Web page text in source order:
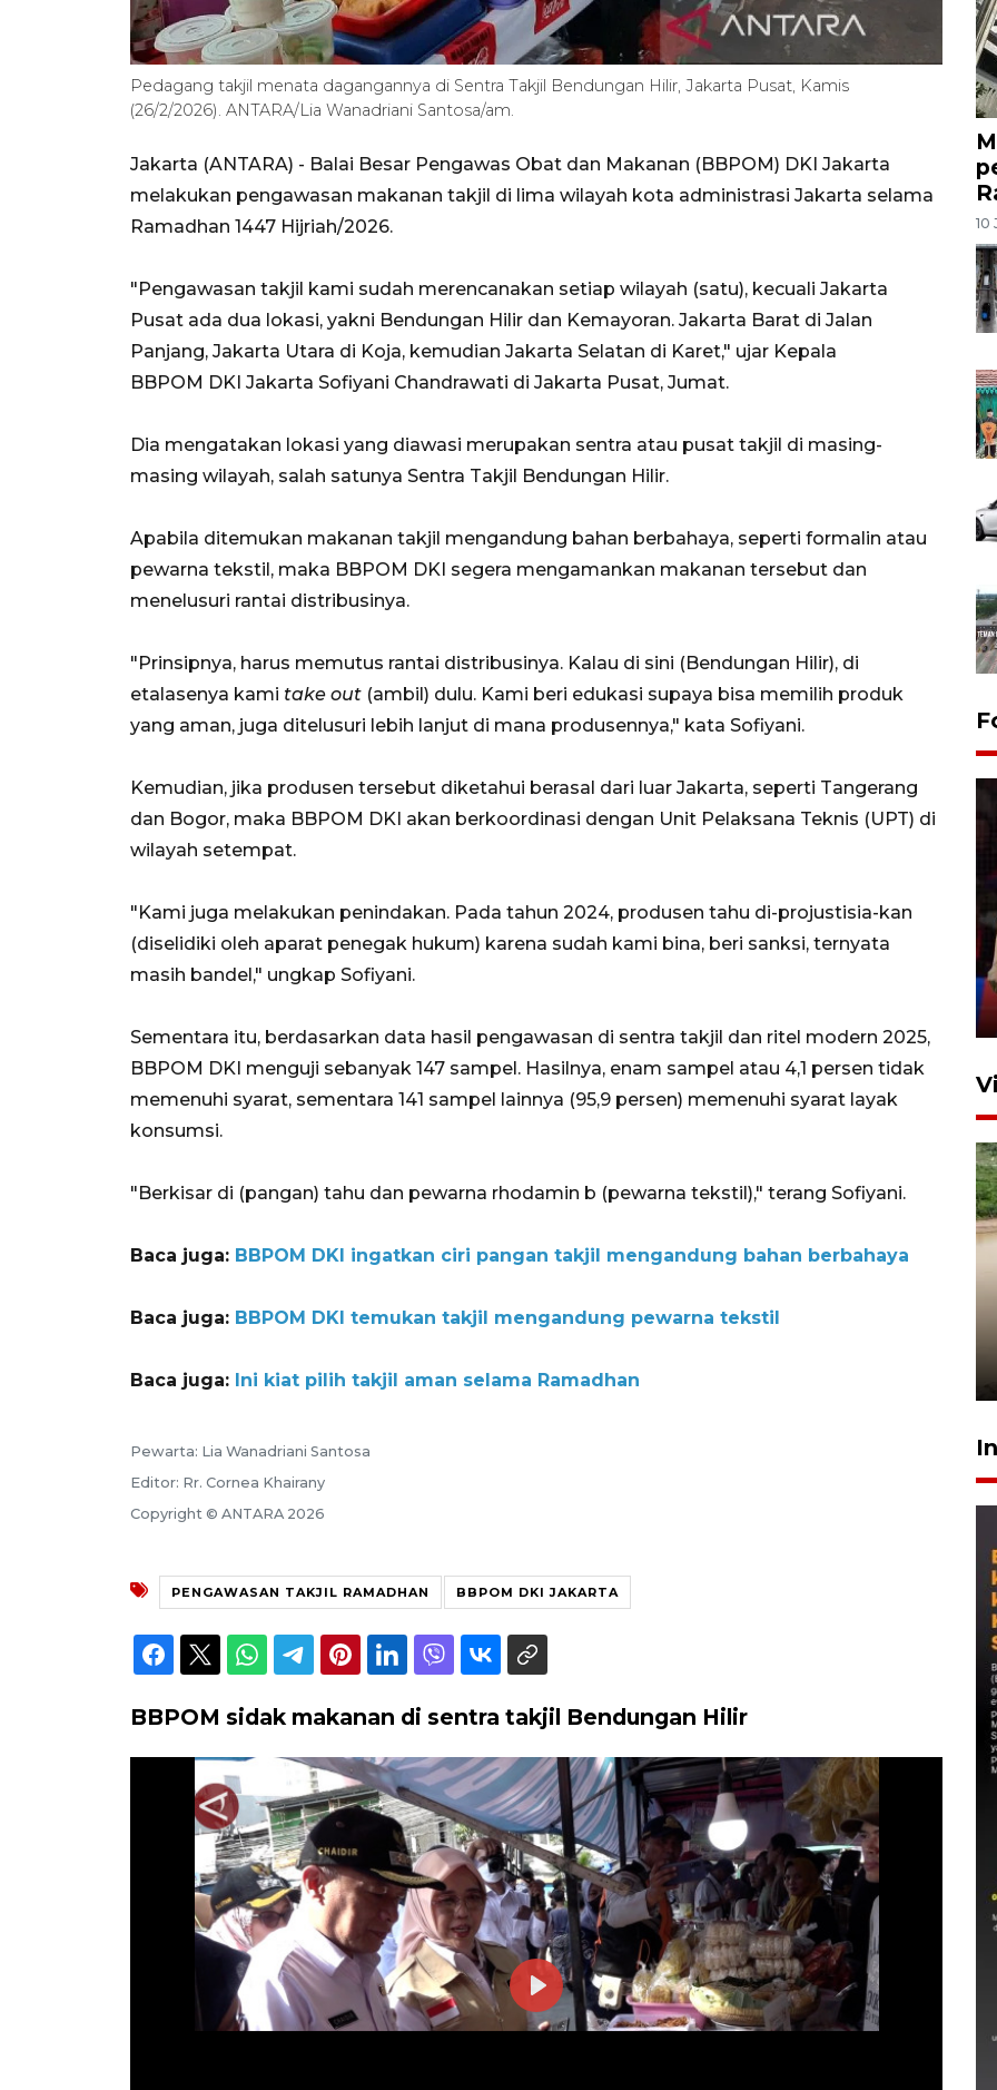
Pedagang takjil menata dagangannya di Sentra Takjil Bendungan Hilir, Jakarta Pusat, Kamis
(26/2/2026). ANTARA/Lia Wanadriani Santosa/am.
Jakarta (ANTARA) - Balai Besar Pengawas Obat dan Makanan (BBPOM) DKI Jakarta
melakukan pengawasan makanan takjil di lima wilayah kota administrasi Jakarta selama
Ramadhan 1447 Hijriah/2026.
"Pengawasan takjil kami sudah merencanakan setiap wilayah (satu), kecuali Jakarta
Pusat ada dua lokasi, yakni Bendungan Hilir dan Kemayoran. Jakarta Barat di Jalan
Panjang, Jakarta Utara di Koja, kemudian Jakarta Selatan di Karet," ujar Kepala
BBPOM DKI Jakarta Sofiyani Chandrawati di Jakarta Pusat, Jumat.
Dia mengatakan lokasi yang diawasi merupakan sentra atau pusat takjil di masing-
masing wilayah, salah satunya Sentra Takjil Bendungan Hilir.
Apabila ditemukan makanan takjil mengandung bahan berbahaya, seperti formalin atau
pewarna tekstil, maka BBPOM DKI segera mengamankan makanan tersebut dan
menelusuri rantai distribusinya.
"Prinsipnya, harus memutus rantai distribusinya. Kalau di sini (Bendungan Hilir), di
etalasenya kami take out (ambil) dulu. Kami beri edukasi supaya bisa memilih produk
yang aman, juga ditelusuri lebih lanjut di mana produsennya," kata Sofiyani.
Kemudian, jika produsen tersebut diketahui berasal dari luar Jakarta, seperti Tangerang
dan Bogor, maka BBPOM DKI akan berkoordinasi dengan Unit Pelaksana Teknis (UPT) di
wilayah setempat.
"Kami juga melakukan penindakan. Pada tahun 2024, produsen tahu di-projustisia-kan
(diselidiki oleh aparat penegak hukum) karena sudah kami bina, beri sanksi, ternyata
masih bandel," ungkap Sofiyani.
Sementara itu, berdasarkan data hasil pengawasan di sentra takjil dan ritel modern 2025,
BBPOM DKI menguji sebanyak 147 sampel. Hasilnya, enam sampel atau 4,1 persen tidak
memenuhi syarat, sementara 141 sampel lainnya (95,9 persen) memenuhi syarat layak
konsumsi.
"Berkisar di (pangan) tahu dan pewarna rhodamin b (pewarna tekstil)," terang Sofiyani.
Baca juga: BBPOM DKI ingatkan ciri pangan takjil mengandung bahan berbahaya
Baca juga: BBPOM DKI temukan takjil mengandung pewarna tekstil
Baca juga: Ini kiat pilih takjil aman selama Ramadhan
Pewarta: Lia Wanadriani Santosa
Editor: Rr. Cornea Khairany
Copyright © ANTARA 2026
PENGAWASAN TAKJIL RAMADHAN BBPOM DKI JAKARTA
BBPOM sidak makanan di sentra takjil Bendungan Hilir
Play
10
Lebaran Betawi 2026, ajang
silaturahim masyarakat dan
upaya pelestarian budaya di
timnas Ramadhan Sananta